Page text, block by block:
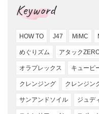
Keyword
HOW TO J47 MiMC
めぐりズム アタック
オラプレックス キューピ
クレンジング クレンジン
サンアンドソイル ジュデ